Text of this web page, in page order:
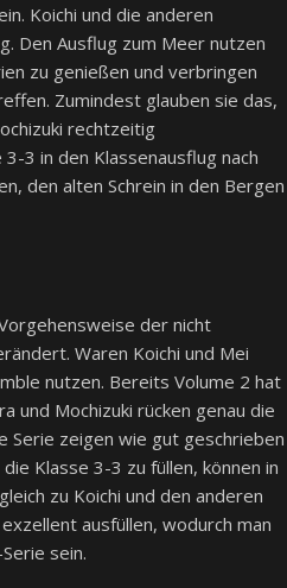
Koichi und die anderen
Den Ausflug zum Meer nutzen
zu genießen und verbringen
Zumindest glauben sie das,
rechtzeitig
3 in den Klassenausflug nach
den alten Schrein in den Bergen
der nicht
Waren Koichi und Mei
nutzen. Bereits Volume 2 hat
und Mochizuki rücken genau die
Serie zeigen wie gut geschrieben
Klasse 3-3 zu füllen, können in
zu Koichi und den anderen
ausfüllen, wodurch man
sein.